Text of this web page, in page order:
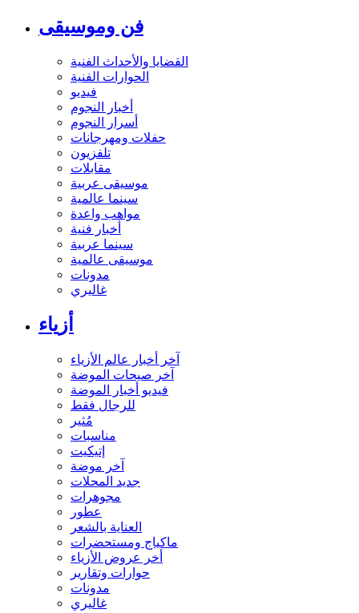
فن وموسيقى
القضايا والأحداث الفنية
الحوارات الفنية
فيديو
أخبار النجوم
أسرار النجوم
حفلات ومهرجانات
تلفزيون
مقابلات
موسيقى عربية
سينما عالمية
مواهب واعدة
أخبار فنية
سينما عربية
موسيقى عالمية
مدونات
غاليري
أزياء
آخر أخبار عالم الأزياء
آخر صيحات الموضة
فيديو أخبار الموضة
للرجال فقط
مُثير
مناسبات
إتيكيت
آخر موضة
جديد المحلات
مجوهرات
عطور
العناية بالشعر
ماكياج ومستحضرات
أخر عروض الأزياء
حوارات وتقارير
مدونات
غاليري